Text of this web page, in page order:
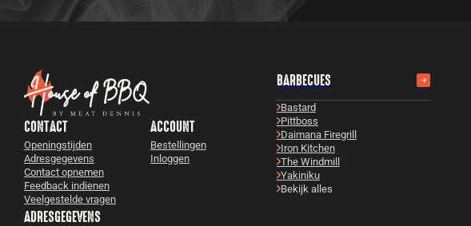
CONTACT
Openingstijden
Adresgegevens
Contact opnemen
Feedback indienen
Veelgestelde vragen
ACCOUNT
Bestellingen
Inloggen
ADRESGEGEVENS
BARBECUES
Bastard
Pittboss
Daimana Firegrill
Iron Kitchen
The Windmill
Yakiniku
Bekijk alles